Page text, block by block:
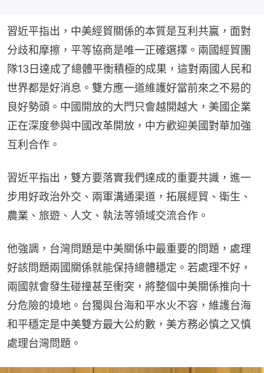
習近平指出，中美經貿關係的本質是互利共贏，面對
分歧和摩擦，平等協商是唯一正確選擇。兩國經貿團
隊13日達成了總體平衡積極的成果，這對兩國人民和
世界都是好消息。雙方應一道維護好當前來之不易的
良好勢頭。中國開放的大門只會越開越大，美國企業
正在深度參與中國改革開放，中方歡迎美國對華加強
互利合作。
習近平指出，雙方要落實我們達成的重要共識，進一
步用好政治外交、兩軍溝通渠道，拓展經貿、衛生、
農業、旅遊、人文、執法等領域交流合作。
他強調，台灣問題是中美關係中最重要的問題，處理
好該問題兩國關係就能保持總體穩定。若處理不好，
兩國就會發生碰撞甚至衝突，將整個中美關係推向十
分危險的境地。台獨與台海和平水火不容，維護台海
和平穩定是中美雙方最大公約數，美方務必慎之又慎
處理台灣問題。